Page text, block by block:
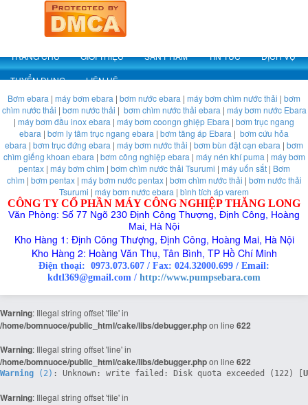
TRANG CHỦ GIỚI THIỆU SẢN PHẨM TIN TỨC DỊCH VỤ
TUYỂN DỤNG
LIÊN HỆ
Bơm ebara | máy bơm ebara | bơm nước ebara | máy bơm chìm nước thải | bơm
chìm nước thải | bơm nước thải | bơm chìm nước thải ebara | máy bơm nước Ebara
| máy bơm đầu inox ebara | máy bơm coongn ghiệp Ebara | bơm trục ngang
ebara | bơm ly tâm trục ngang ebara | bơm tăng áp Ebara | bơm cứu hỏa
ebara | bơm trục đứng ebara | máy bơm nước thải | bơm bùn đặt cạn ebara | bơm
chìm giếng khoan ebara | bơm công nghiệp ebara | máy nén khí puma | máy bơm
pentax| máy bơm chìm | bơm chìm nước thải Tsurumi | máy uốn sắt| Bơm
chìm | bơm pentax| máy bơm nước pentax| bơm chìm nước thải | bơm nước thải
Tsurumi | máy bơm nước ebara | bình tích áp varem
CÔNG TY CỔ PHẦN MÁY CÔNG NGHIỆP THĂNG LONG
Văn Phòng: Số 77 Ngõ 230 Định Công Thượng, Định Công, Hoàng
Mai, Hà Nội
Kho Hàng 1: Định Công Thượng, Định Công, Hoàng Mai, Hà Nội
Kho Hàng 2: Hoàng Văn Thụ, Tân Bình, TP Hồ Chí Minh
Điện thoại: 0973.073.607 / Fax: 024.32000.699 / Email:
kdtl369@gmail.com / http://www.pumpsebara.com
Warning: Illegal string offset 'file' in
/home/bomnuoce/public_html/cake/libs/debugger.phpon line 622
Warning: Illegal string offset 'line' in
/home/bomnuoce/public_html/cake/libs/debugger.phpon line 622
Warning (2) : Unknown: write failed: Disk quota exceeded (122) [
Warning: Illegal string offset 'file' in